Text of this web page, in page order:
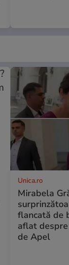
Unica.ro
Mirabela
flancată de
aflat
de Apel